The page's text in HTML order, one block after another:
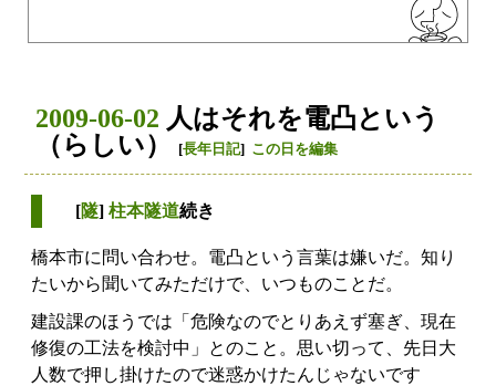
2009-06-02 人はそれを電凸という
（らしい）
[長年日記] この日を編集
[隧] 柱本隧道続き
橋本市に問い合わせ。電凸という言葉は嫌いだ。知り
たいから聞いてみただけで、いつものことだ。
建設課のほうでは「危険なのでとりあえず塞ぎ、現在
修復の工法を検討中」とのこと。思い切って、先日大
人数で押し掛けたので迷惑かけたんじゃないです